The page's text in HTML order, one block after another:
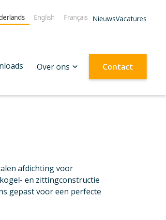
English Français NieuwsVacatures
Over ons Contact
afdichting voor
en zittingconstructie
gepast voor een perfecte